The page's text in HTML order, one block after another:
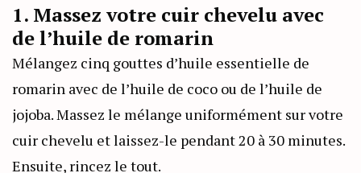
1. Massez votre cuir chevelu avec
de l’huile de romarin
Mélangez cinq gouttes d’huile essentielle de
romarin avec de l’huile de coco ou de l’huile de
jojoba. Massez le mélange uniformément sur votre
cuir chevelu et laissez-le pendant 20 à 30 minutes.
Ensuite, rincez le tout.